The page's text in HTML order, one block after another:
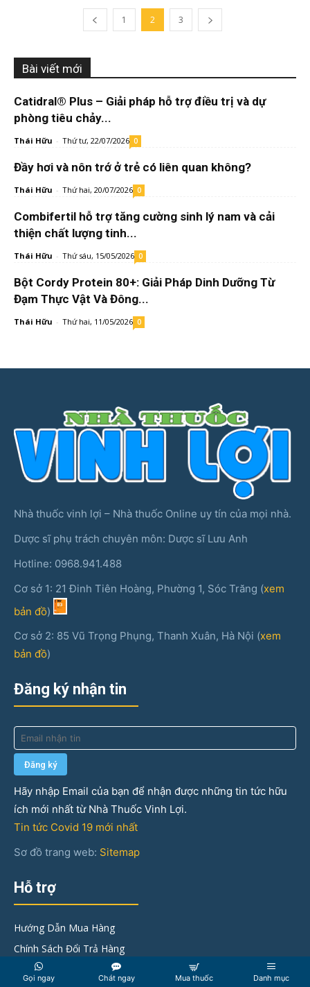
1 2 3
Bài viết mới
Catidral® Plus – Giải pháp hỗ trợ điều trị và dự
phòng tiêu chảy...
Thái Hữu - Thứ tư, 22/07/2026 0
Đầy hơi và nôn trớ ở trẻ có liên quan không?
Thái Hữu - Thứ hai, 20/07/2026 0
Combifertil hỗ trợ tăng cường sinh lý nam và cải
thiện chất lượng tinh...
Thái Hữu - Thứ sáu, 15/05/2026 0
Bột Cordy Protein 80+: Giải Pháp Dinh Dưỡng Từ
Đạm Thực Vật Và Đông...
Thái Hữu - Thứ hai, 11/05/2026 0
Nhà thuốc vinh lợi – Nhà thuốc Online uy tín của mọi nhà.
Dược sĩ phụ trách chuyên môn: Dược sĩ Lưu Anh
Hotline: 0968.941.488
Cơ sở 1: 21 Đinh Tiên Hoàng, Phường 1, Sóc Trăng (xem
bản đồ)
Cơ sở 2: 85 Vũ Trọng Phụng, Thanh Xuân, Hà Nội (xem
bản đồ)
Đăng ký nhận tin
Hãy nhập Email của bạn để nhận được những tin tức hữu
ích mới nhất từ Nhà Thuốc Vinh Lợi.
Tin tức Covid 19 mới nhất
Sơ đồ trang web: Sitemap
Hỗ trợ
Hướng Dẫn Mua Hàng
Chính Sách Đổi Trả Hàng
Góp ý & khiếu nại
Gọi ngay Chát ngay Mua thuốc Danh mục